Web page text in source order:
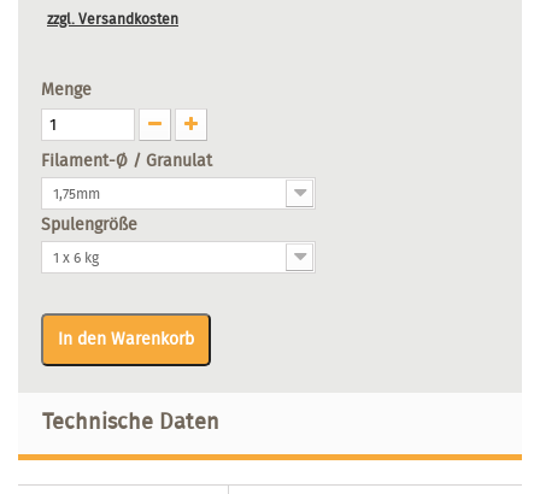
zzgl. Versandkosten
Menge
Filament-Ø / Granulat
1,75mm
Spulengröße
1 x 6 kg
In den Warenkorb
Technische Daten